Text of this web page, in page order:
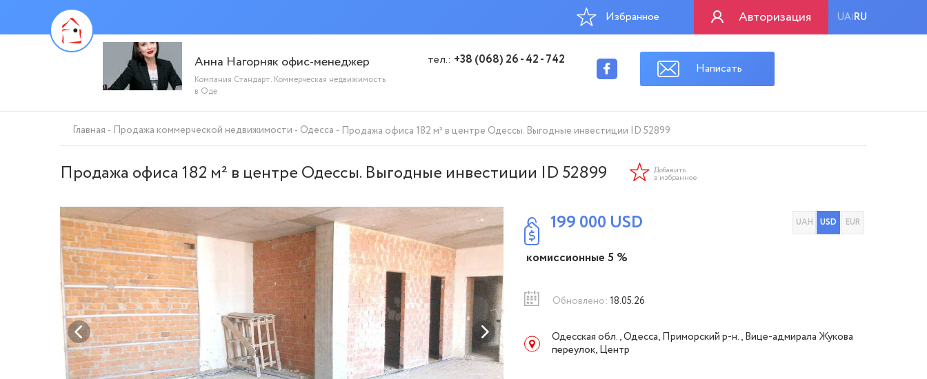
Авторизация UA|RU
Избранное
Анна Нагорняк офис-менеджер
Компания Стандарт. Коммерческая недвижимость
в Оде
тел.: +38 (068) 26 - 42 - 742
Написать
Главная Продажа коммерческой недвижимости Одесса Продажа офиса 182 м² в центре Одессы. Выгодные инвестиции ID 52899
Продажа офиса 182 м² в центре Одессы. Выгодные инвестиции ID 52899 Добавить
в избранное
199 000 USD UAH USD EUR
комиссионные 5 %
Обновлено: 18.05.26
Одесская обл., Одесса, Приморский р-н., Вице-адмирала Жукова
переулок, Центр